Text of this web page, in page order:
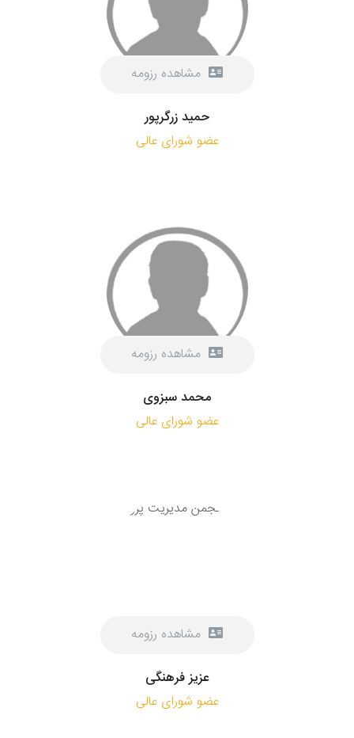
مشاهده رزومه
حميد زرگرپور
عضو شورای عالی
مشاهده رزومه
محمد سبزوی
عضو شورای عالی
مشاهده رزومه
عزیز فرهنگی
عضو شورای عالی